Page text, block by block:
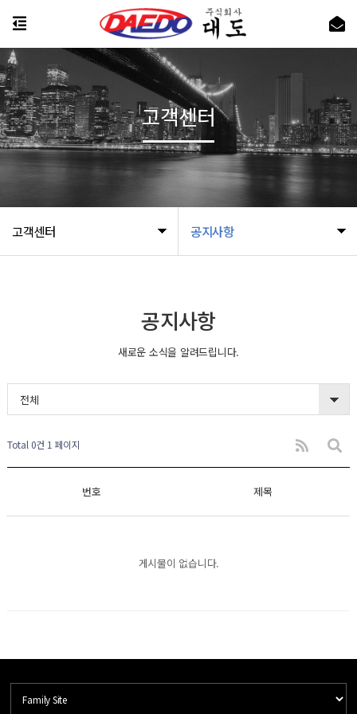
고객센터 공지사항
고객센터
공지사항
새로운 소식을 알려드립니다.
전체
Total 0건 1 페이지
번호 제목
게시물이 없습니다.